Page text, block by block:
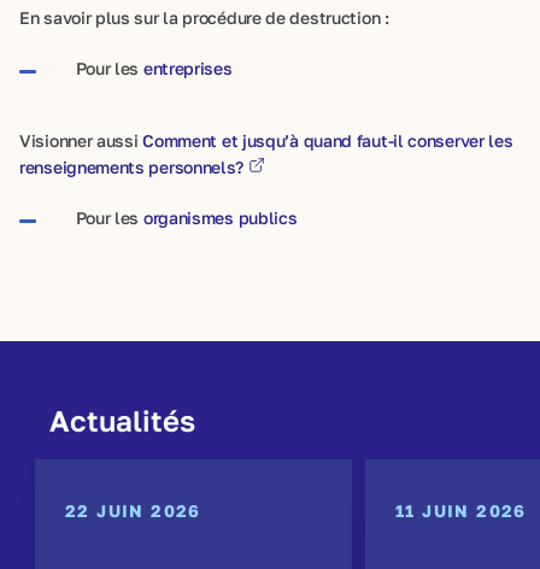
En savoir plus sur la procédure de destruction :
Pour les entreprises
Visionner aussiComment et jusqu’à quand faut-il conserver les
renseignements personnels?
Pour les organismes publics
Actualités
22 JUIN 2026 11 JUIN 2026